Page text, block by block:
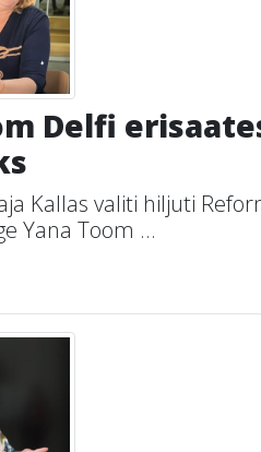
Delfi
Kallas valiti hiljuti
Yana Toom ...